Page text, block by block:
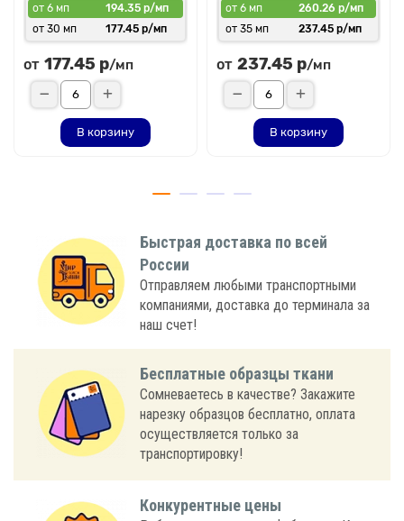
от 6 мп
194.35 р/мп
от 30 мп
177.45 р/мп
от 177.45 р/мп
В корзину
от 6 мп
260.26 р/мп
от 35 мп
237.45 р/мп
от 237.45 р/мп
В корзину
Быстрая доставка по всей
России
Отправляем любыми транспортными
компаниями, доставка до терминала за
наш счет!
Бесплатные образцы ткани
Сомневаетесь в качестве? Закажите
нарезку образцов бесплатно, оплата
осуществляется только за
транспортировку!
Конкурентные цены